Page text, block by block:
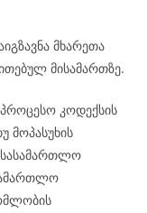
მხარეთა
მისამართზე.
კოდექსის
მოპასუხის
სასამართლო